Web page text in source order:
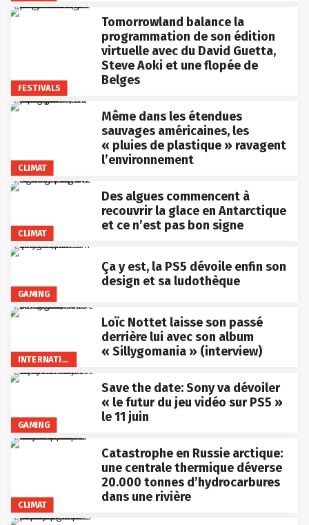
FESTIVALS
Tomorrowland balance la
programmation de son édition
virtuelle avec du David Guetta,
Steve Aoki et une flopée de
Belges
CLIMAT
Même dans les étendues
sauvages américaines, les
« pluies de plastique » ravagent
l’environnement
CLIMAT
Des algues commencent à
recouvrir la glace en Antarctique
et ce n’est pas bon signe
GAMING
Ça y est, la PS5 dévoile enfin son
design et sa ludothèque
INTERNATIONAL
Loïc Nottet laisse son passé
derrière lui avec son album
« Sillygomania » (interview)
GAMING
Save the date: Sony va dévoiler
« le futur du jeu vidéo sur PS5 »
le 11 juin
CLIMAT
Catastrophe en Russie arctique:
une centrale thermique déverse
20.000 tonnes d’hydrocarbures
dans une rivière